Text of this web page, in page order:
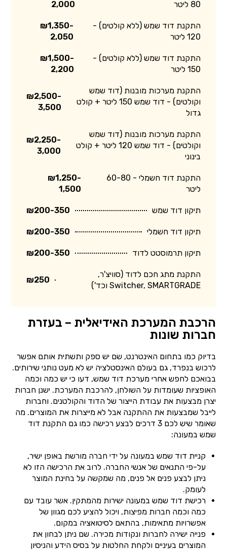
80 ליטר 2,000
התקנת דוד שמש (ללא קולטים) -
120 ליטר
₪1,350-
2,050
התקנת דוד שמש (ללא קולטים) -
150 ליטר
₪1,500-
2,200
התקנת מערכות מובנות (דוד שמש
וקולטים) - דוד שמש 150 ליטר + קולט
גדול
₪2,500-
3,500
התקנת מערכות מובנות (דוד שמש
וקולטים) - דוד שמש 120 ליטר + קולט
בינוני
₪2,250-
3,000
התקנת דוד חשמלי - 60-80
ליטר
₪1,250-
1,500
תיקון דוד שמש ₪200-350
תיקון דוד חשמלי ₪200-350
תיקון תרמוסטט לדוד ₪200-350
התקנת מתג חכם לדוד (סוויצ'ר,
Switcher, SMARTGRADE וכד')
₪250
הרכבת המערכת האידיאלית – בעזרת
חברות שונות
בדיוק כמו בתחום האינטרנט, שם יש ספק ותשתית אותם אפשר
לרכוש בנפרד, גם בעולם האינסטלציה יש לא מעט נותני שירותים.
בבואכם לחפש אחרי מערכת דוד שמש, דעו כי יש כמה וכמה
האופציות שעומדות על השולחן, להרכבת המערכת. ישנן חברות
יצרן מבצעות את עבודת הייצור של הדוד והקולטנים. וחברות
לייבל שמבצעות את ההתקנה אבל לא מייצרות את המוצרים. מה
שאומר שיש לכם 3 דרכים לבצע רכישה כמו גם התקנת דוד
שמש במעונה:
קניית דוד שמש במעונה על ידי חברה מורשת באופן ישיר,
על-פי התנאים של אנשי החברה. לרוב את הרכישה הזו לא
ניתן לבצע פנים אל פנים, מה שמקשה על בחינת המוצר
לעומק.
רכישת דוד שמש במעונה ישירות מהמתקין. אשר עובד עם
כמה וכמה חברות מפיצות, ויכול להציע לכם מגוון של
אפשרויות מתאימות, בהתאם לסיטואציה במקום.
פנייה ישירה לחברות ונקודות מכירה. שם ניתן לבחון את
המוצרים בעיניים ולקחת החלטות על בסיס הידע והניסיון